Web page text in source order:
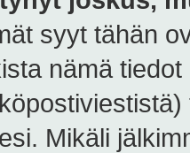
syyt tähän
nämä
Mikäli